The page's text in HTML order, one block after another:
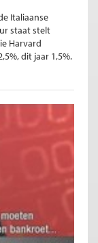
Italiaanse
staat stelt
Harvard
dit jaar 1,5%.